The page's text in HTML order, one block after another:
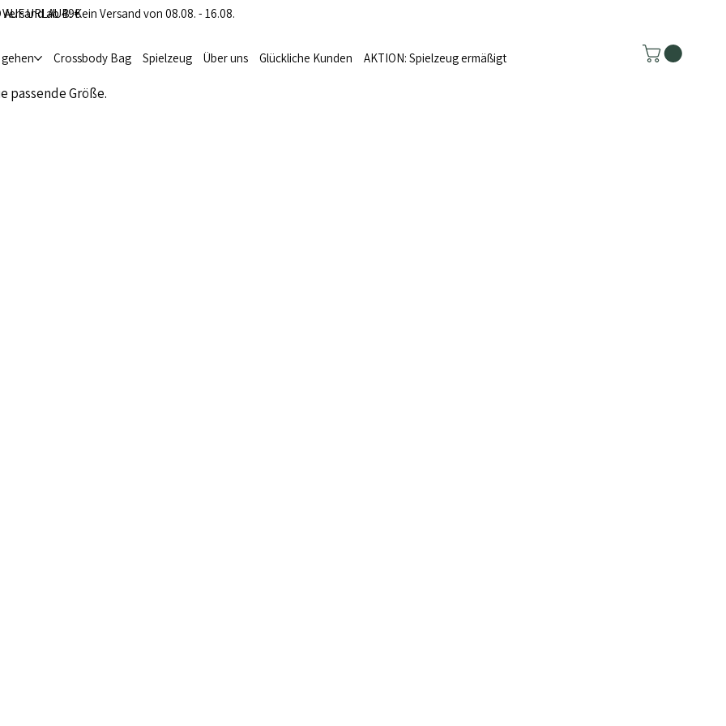
ab 49€
gehen Crossbody Bag Spielzeug Über uns Glückliche Kunden AKTION: Spielzeug ermäßigt
AUF URLAUB: Kein Versand von 08.08. - 16.08.
passende Größe.